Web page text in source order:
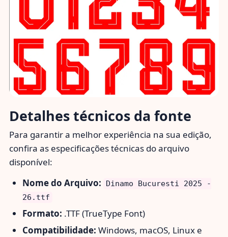
Detalhes técnicos da fonte
Para garantir a melhor experiência na sua edição,
confira as especificações técnicas do arquivo
disponível:
Nome do Arquivo:
Dinamo Bucuresti 2025 -
26.ttf
Formato: .TTF (TrueType Font)
Compatibilidade: Windows, macOS, Linux e